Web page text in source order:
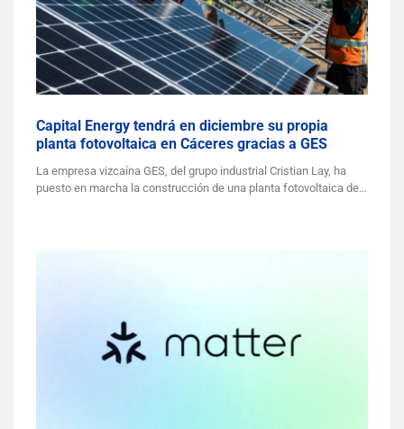
Capital Energy tendrá en diciembre su propia
planta fotovoltaica en Cáceres gracias a GES
La empresa vizcaína GES, del grupo industrial Cristian Lay, ha
puesto en marcha la construcción de una planta fotovoltaica de…